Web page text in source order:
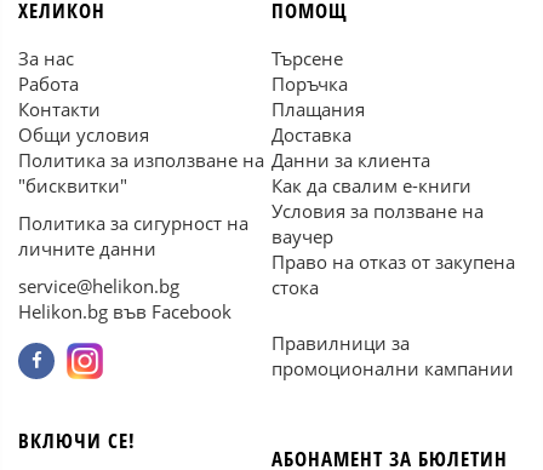
ХЕЛИКОН
За нас
Работа
Контакти
Общи условия
Политика за използване на
"бисквитки"
Политика за сигурност на
личните данни
service@helikon.bg
Helikon.bg във Facebook
ПОМОЩ
Търсене
Поръчка
Плащания
Доставка
Данни за клиента
Как да свалим е-книги
Условия за ползване на
ваучер
Право на отказ от закупена
стока
Правилници за
промоционални кампании
ВКЛЮЧИ СЕ!
АБОНАМЕНТ ЗА БЮЛЕТИН